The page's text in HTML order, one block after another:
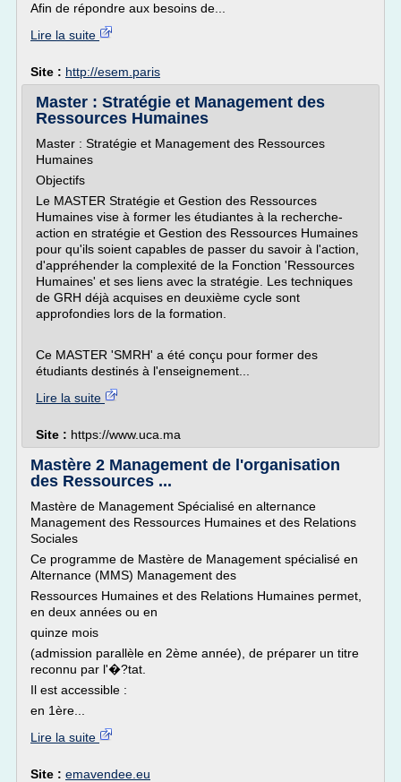
Afin de répondre aux besoins de...
Lire la suite
Site : http://esem.paris
Master : Stratégie et Management des
Ressources Humaines
Master : Stratégie et Management des Ressources
Humaines
Objectifs
Le MASTER Stratégie et Gestion des Ressources
Humaines vise à former les étudiantes à la recherche-
action en stratégie et Gestion des Ressources Humaines
pour qu'ils soient capables de passer du savoir à l'action,
d'appréhender la complexité de la Fonction 'Ressources
Humaines' et ses liens avec la stratégie. Les techniques
de GRH déjà acquises en deuxième cycle sont
approfondies lors de la formation.
Ce MASTER 'SMRH' a été conçu pour former des
étudiants destinés à l'enseignement...
Lire la suite
Site : https://www.uca.ma
Mastère 2 Management de l'organisation
des Ressources ...
Mastère de Management Spécialisé en alternance
Management des Ressources Humaines et des Relations
Sociales
Ce programme de Mastère de Management spécialisé en
Alternance (MMS) Management des
Ressources Humaines et des Relations Humaines permet,
en deux années ou en
quinze mois
(admission parallèle en 2ème année), de préparer un titre
reconnu par l'�?tat.
Il est accessible :
en 1ère...
Lire la suite
Site : emavendee.eu